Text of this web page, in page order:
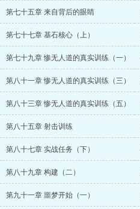
第七十五章 来自背后的眼睛
第七十七章 基石核心（上）
第七十九章 惨无人道的真实训练（一）
第八十一章 惨无人道的真实训练（三）
第八十三章 惨无人道的真实训练（五）
第八十五章 射击训练
第八十七章 实战任务（下）
第八十九章 构建（二）
第九十一章 噩梦开始（一）